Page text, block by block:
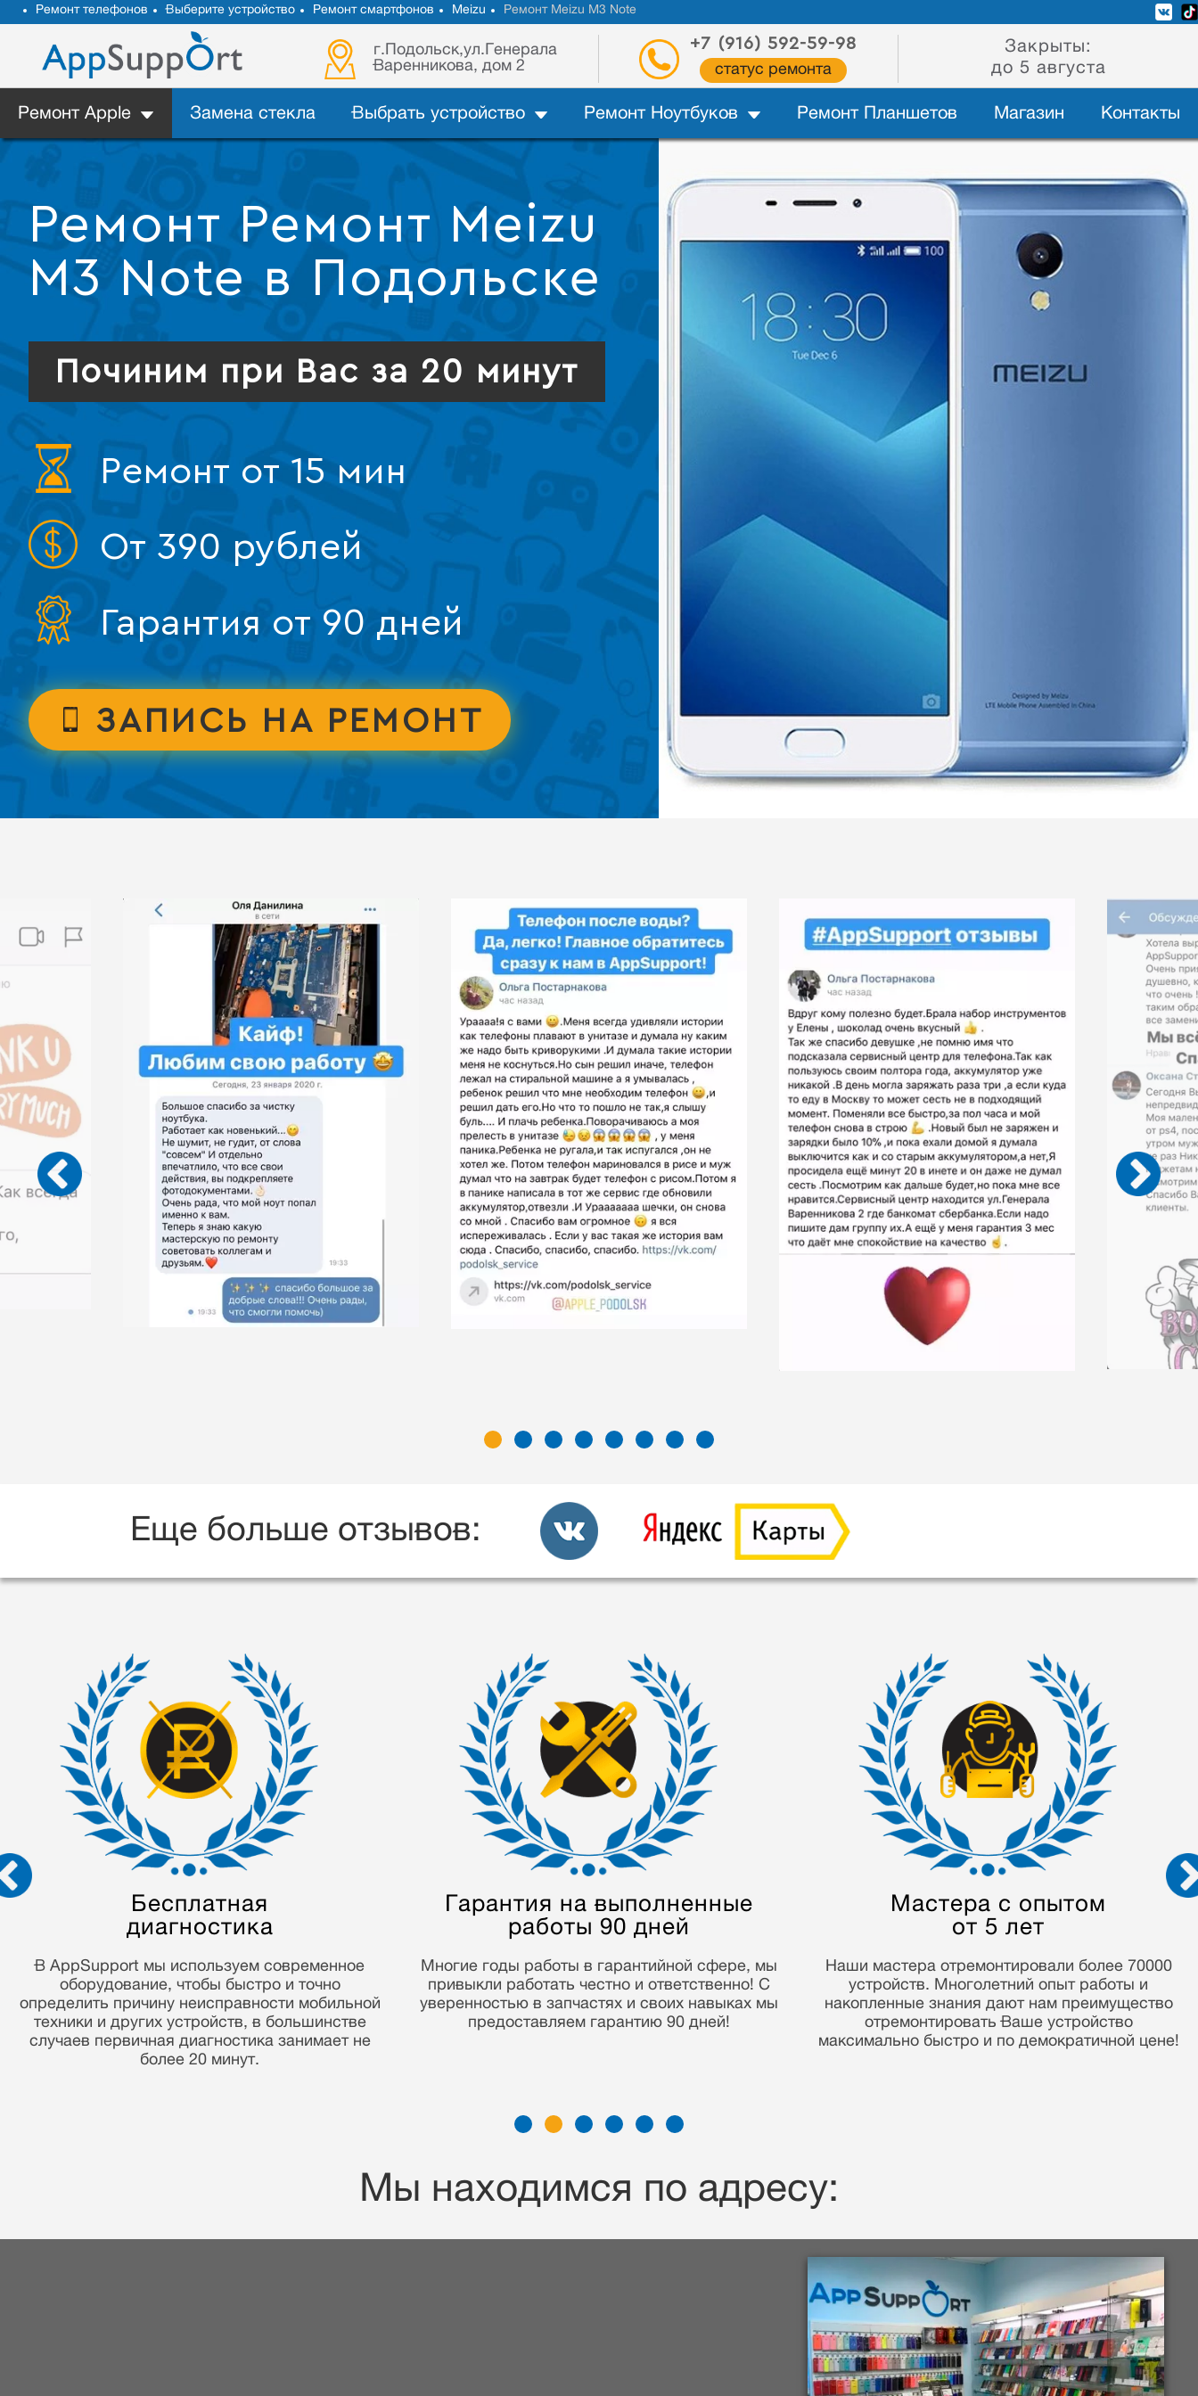
Ремонт телефонов Выберите устройство Ремонт смартфонов Meizu Ремонт Meizu M3 Note
г.Подольск,ул.Генерала
Варенникова, дом 2
+7 (916) 592-59-98
статус ремонта
Закрыты:
до 5 августа
Ремонт Apple Замена стекла Выбрать устройство Ремонт Ноутбуков Ремонт Планшетов Магазин Контакты
Ремонт Ремонт Meizu
M3 Note в Подольске
Починим при Вас за 20 минут
Ремонт от 15 мин
От 390 рублей
Гарантия от 90 дней
ЗАПИСЬ НА РЕМОНТ
Еще больше отзывов:
Гарантия на выполненные
работы 90 дней
Многие годы работы в гарантийной сфере, мы
привыкли работать честно и ответственно! С
уверенностью в запчастях и своих навыках мы
предоставляем гарантию 90 дней!
Мастера с опытом
от 5 лет
Наши мастера отремонтировали более 70000
устройств. Многолетний опыт работы и
накопленные знания дают нам преимущество
отремонтировать Ваше устройство
Конфиденциальность
данных
Мы строго соблюдаем закон о персональных
данных и гарантируем конфиденциальность
Вашей информации.
Мы находимся по адресу: